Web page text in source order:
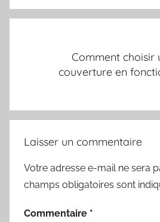
Comment choisir
couverture en
Laisser un commentaire
Votre adresse e-mail ne sera
champs obligatoires sont
Commentaire *